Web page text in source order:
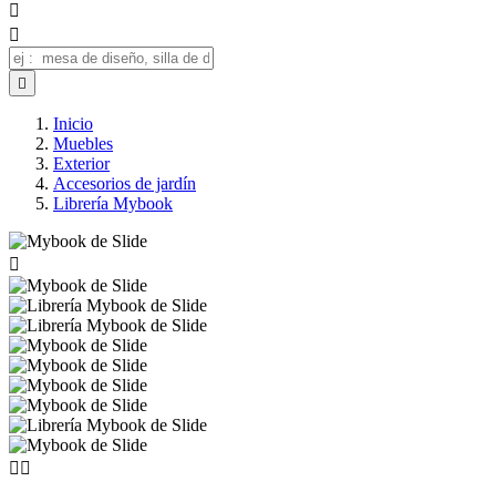



Inicio
Muebles
Exterior
Accesorios de jardín
Librería Mybook

 